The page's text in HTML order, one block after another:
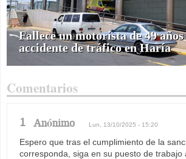
Fallece un motorista de 49 años
accidente de tráfico en Haría
Comentarios
1 Anónimo Lun, 13/10/2025 - 15:20
Espero que tras el cumplimiento de la
corresponda, siga en su puesto de trabajo